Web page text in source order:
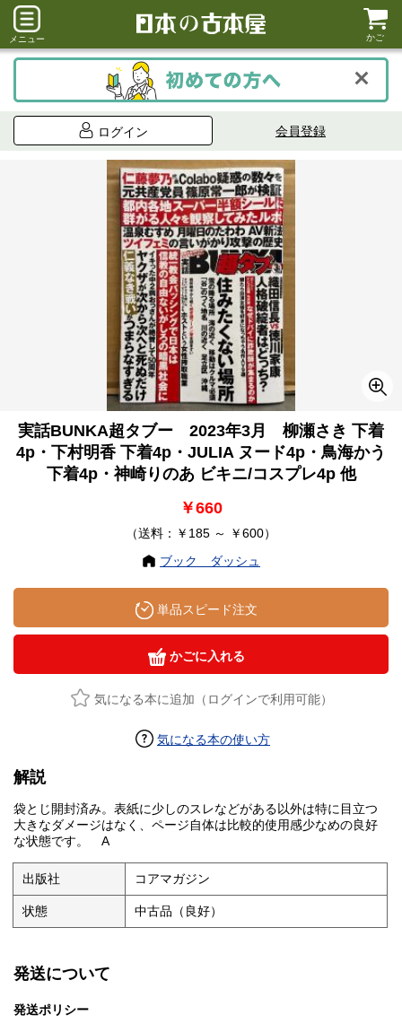
メニュー かご
ログイン 会員登録
実話BUNKA超タブー 2023年3月 柳瀬さき 下着
4p・下村明香 下着4p・JULIA ヌード4p・鳥海かう
下着4p・神崎りのあ ビキニ/コスプレ4p 他
￥660
（送料：￥185 ～ ￥600）
ブック ダッシュ
単品スピード注文
かごに入れる
気になる本に追加（ログインで利用可能）
気になる本の使い方
解説
袋とじ開封済み。表紙に少しのスレなどがある以外は特に目立つ
大きなダメージはなく、ページ自体は比較的使用感少なめの良好
な状態です。 A
出版社 コアマガジン
状態 中古品（良好）
発送について
発送ポリシー